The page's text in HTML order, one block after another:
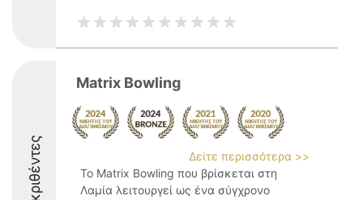
Διακριθέντες
Matrix Bowling
Δείτε περισσότερα >>
Το Matrix Bowling που βρίσκεται στη
Λαμία λειτουργεί ως ένα σύγχρονο